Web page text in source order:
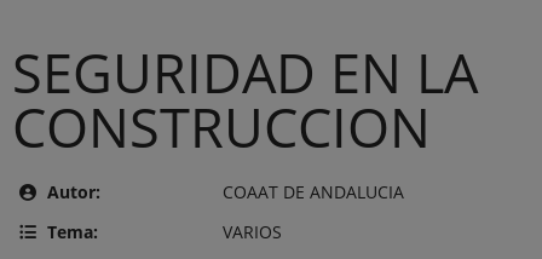
SEGURIDAD EN LA
CONSTRUCCION
Autor:
COAAT DE ANDALUCIA
Tema:
VARIOS